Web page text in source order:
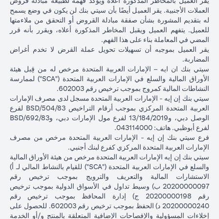
بعد شهر
واحد
إجمالي
الربح /
الخسارة
إجمالي الخسارة =
1,959.18 دولار
دولار أمريكي ناقص
102,125.85 دولار
أمريكي)
إجمالي الربح =
83.34 دولار
أمريكي
(100,166.67 دولار
أمريكي ناقص
100,083.33 دولار
أمريكي)
إجمالي الربح
2,045.75
دولار
98,120.92)
الأسعار المذكورة في الجدول التوضيحي أعلاه (أ) تشمل الفارق السعري
المستحق البنك؛ و (ب) لا تدل على أسعار الفائدة السابقة أو المستقبلية أو
أسعار الصرف الفورية.
يرجى ملاحظة النقاط التالية عند إجراء معاملات تحويل عملة القرض:
تتوقف قدرتك على القيام بمعاملات تحويل عملة القرض على توافر
هامش كافٍ في محفظتك، ذلك أن نقص الهامش الناتج عن ارتفاع قيمة
عملة القرض الحالية من شأنه أن يؤثر على قدرتك على إجراء معاملات
تحويل عملة القرض. قد تتطلب معاملات تحويل عملة القرض إيداع أموال
إضافية (طلب الهامش) بسبب تقلبات العملات الأجنبية، مما يؤدي إلى
ارتفاع قيمة عملة القرض الجديدة مقابل عملة قرضك السابقة.
تأتي عملات القروض المختلفة بأسعار فائدة مختلفة، بعضها أعلى وبعضها
العملات الأجنبية. يقر العميل أيضًا بأن سيتي بنك لن يكون في وضع يسمح
له بتقديم المشورة بشأن صفقة مبادلة القروض أو التحقق من ملاءمتها
للعميل. يتفهم العميل ويقبل المخاطر المذكورة أعلاه، ويقرر بأنه قرر
المضي في المعاملة بناء على هذا الفهم.
يقر العميل بموجبه أن تسهيلات تحويل عملة القرض لا تخدم أغراض
المضاربة.
سيتي بنك ان ايه – الإمارات العربية المتحدة مرخص له من قِبل هيئة
الأوراق المالية والسلع في الإمارات العربية المتحدة ("SCA") لممارسة
النشاطات المالية كمروج بموجب ترخيص رقم 602003.
سيتي بنك إن إيه - الإمارات العربية المتحدة مسجل لدى مصرف الإمارات
العربية المتحدة المركزي بموجب أرقام التراخيص BSD/504/83 لفرع
الوصل دبي، و13/184/2019 لفرع مول الإمارات دبي، وBSD/692/83
لفرع أبوظبي. هاتف: 043114000.
فرع سيتي بنك إن إيه - الإمارات العربية المتحدة مرخص من مصرف
الإمارات العربية المتحدة المركزي كفرع لبنك أجنبي.
سيتي بنك إن إيه الإمارات العربية المتحدة مرخص من هيئة الأوراق المالية
والسلع في الإمارات العربية المتحدة ("SCA") للقيام بالنشاط المالي لـ أ)
الاستشارات المالية والتعريف والترويج بموجب ترخيص رقم
20200000097 ب) وسيط تداول في الأسواق الدولية بموجب ترخيص
رقم 20200000198 ج) إدارة المحافظ بموجب ترخيص رقم
20200000240 د) الحفظ بموجب ترخيص رقم 602003. للحصول على
إخلاءات المسؤولية والإفصاحات الإضافية المتعلقة بالمنتج و/أو الخدمة